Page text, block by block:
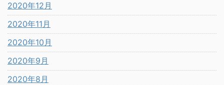
2020年12月
2020年11月
2020年10月
2020年9月
2020年8月